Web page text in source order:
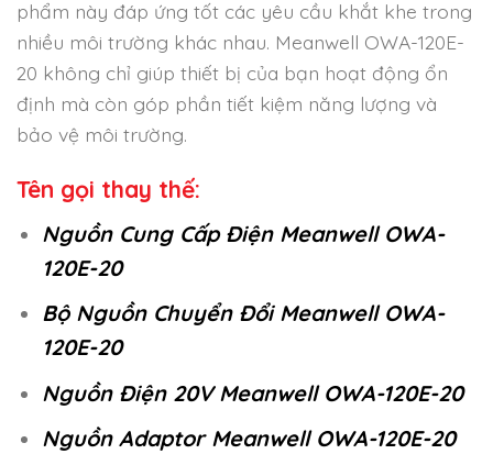
phẩm này đáp ứng tốt các yêu cầu khắt khe trong
nhiều môi trường khác nhau. Meanwell OWA-120E-
20 không chỉ giúp thiết bị của bạn hoạt động ổn
định mà còn góp phần tiết kiệm năng lượng và
bảo vệ môi trường.
Tên gọi thay thế:
Nguồn Cung Cấp Điện Meanwell OWA-
120E-20
Bộ Nguồn Chuyển Đổi Meanwell OWA-
120E-20
Nguồn Điện 20V Meanwell OWA-120E-20
Nguồn Adaptor Meanwell OWA-120E-20